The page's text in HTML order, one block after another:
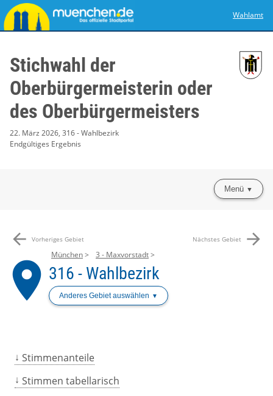
Wahlamt
Stichwahl der
Oberbürgermeisterin oder
des Oberbürgermeisters
22. März 2026, 316 - Wahlbezirk
Endgültiges Ergebnis
Menü
arrow_back Vorheriges Gebiet Nächstes Gebiet arrow_forward
place
München 3 - Maxvorstadt
316 - Wahlbezirk
Anderes Gebiet auswählen
Stimmenanteile
Stimmen tabellarisch